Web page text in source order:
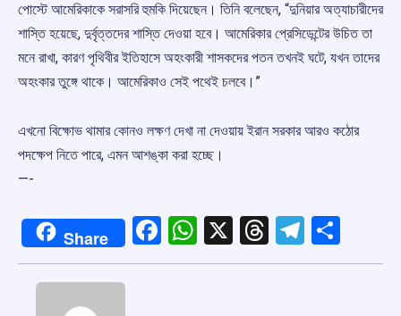
পোস্টে আমেরিকাকে সরাসরি হুমকি দিয়েছেন। তিনি বলেছেন, “দুনিয়ার অত্যাচারীদের
শাস্তি হয়েছে, দুর্বৃত্তদের শাস্তি দেওয়া হবে। আমেরিকার প্রেসিডেন্টের উচিত তা
মনে রাখা, কারণ পৃথিবীর ইতিহাসে অহংকারী শাসকদের পতন তখনই ঘটে, যখন তাদের
অহংকার তুঙ্গে থাকে। আমেরিকাও সেই পথেই চলবে।”
এখনো বিক্ষোভ থামার কোনও লক্ষণ দেখা না দেওয়ায় ইরান সরকার আরও কঠোর
পদক্ষেপ নিতে পারে, এমন আশঙ্কা করা হচ্ছে।
—-
Share Facebook
WhatsApp
X Threads